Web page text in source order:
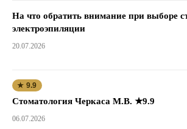
На что обратить внимание при выборе
электроэпиляции
20.07.2026
★ 9.9
Стоматология Черкаса М.В. ★9.9
06.07.2026